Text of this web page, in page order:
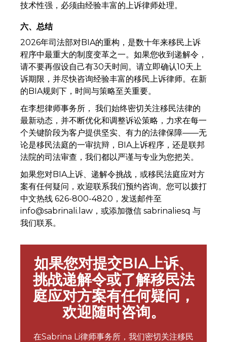
技术性强，必须由经验丰富的上诉律师处理。
六、总结
2026年司法部对BIA的重构，是数十年来移民上诉
程序中最重大的制度变革之一。如果您收到递解令，
请不要再假设自己有30天时间。请立即确认10天上
诉期限，并尽快咨询经验丰富的移民上诉律师。在新
的BIA规则下，时间与策略至关重要。
在李想律师事务所， 我们始终密切关注移民法律的
最新动态，并不断优化和调整诉讼策略，力求在每一
个关键阶段为客户提供坚实、有力的法律保障——无
论是移民法庭的一审抗辩，BIA上诉程序，还是联邦
法院的司法审查，我们都以严谨与专业为您把关。
如果您对BIA上诉、递解令挑战，或移民法庭应对方
案有任何疑问，欢迎联系我们预约咨询。您可以拨打
中文热线 626-800-4820，发送邮件至
info@sabrinali.law，或添加微信 sabrinaliesq 与
我们联系。
如果您对提交BIA上诉、
挑战递解令或了解移民法
庭应对方案有任何疑问，
欢迎随时咨询。
在Sabrina Li律师事务所，我们密切关注移民